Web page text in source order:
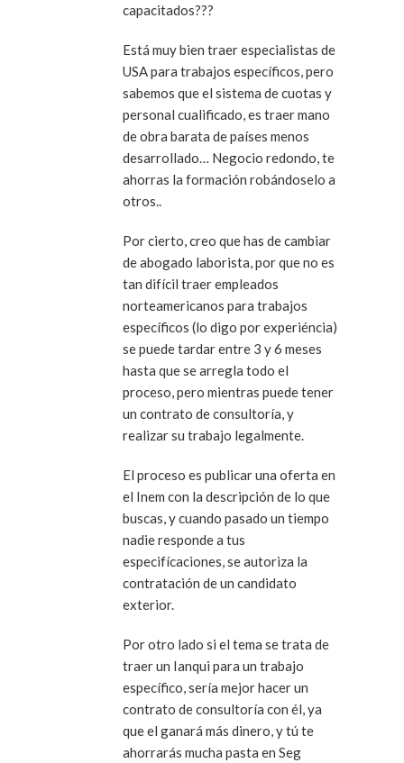
capacitados???
Está muy bien traer especialistas de
USA para trabajos específicos, pero
sabemos que el sistema de cuotas y
personal cualificado, es traer mano
de obra barata de países menos
desarrollado… Negocio redondo, te
ahorras la formación robándoselo a
otros..
Por cierto, creo que has de cambiar
de abogado laborista, por que no es
tan difícil traer empleados
norteamericanos para trabajos
específicos (lo digo por experiéncia)
se puede tardar entre 3 y 6 meses
hasta que se arregla todo el
proceso, pero mientras puede tener
un contrato de consultoría, y
realizar su trabajo legalmente.
El proceso es publicar una oferta en
el Inem con la descripción de lo que
buscas, y cuando pasado un tiempo
nadie responde a tus
especifícaciones, se autoriza la
contratación de un candidato
exterior.
Por otro lado si el tema se trata de
traer un Ianqui para un trabajo
específico, sería mejor hacer un
contrato de consultoría con él, ya
que el ganará más dinero, y tú te
ahorrarás mucha pasta en Seg